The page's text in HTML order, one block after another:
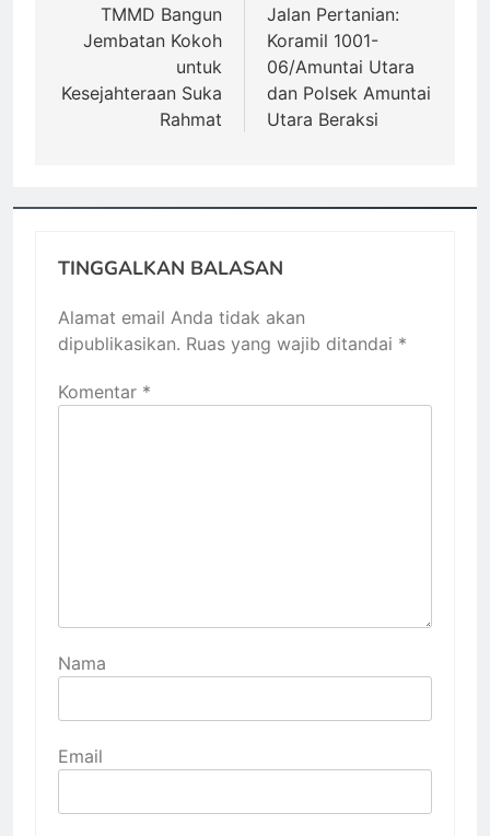
TMMD Bangun
Jembatan Kokoh
untuk
Kesejahteraan Suka
Rahmat
Jalan Pertanian:
Koramil 1001-
06/Amuntai Utara
dan Polsek Amuntai
Utara Beraksi
TINGGALKAN BALASAN
Alamat email Anda tidak akan
dipublikasikan. Ruas yang wajib ditandai *
Komentar *
Nama
Email